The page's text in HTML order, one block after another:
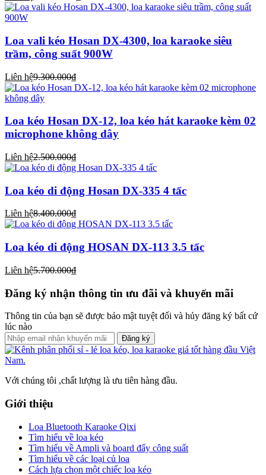
Loa vali kéo Hosan DX-4300, loa karaoke siêu
trầm, công suất 900W
Liên hệ9.300.000₫
Loa kéo Hosan DX-12, loa kéo hát karaoke kèm 02
microphone không dây
Liên hệ2.500.000₫
Loa kéo di động Hosan DX-335 4 tấc
Liên hệ8.400.000₫
Loa kéo di động HOSAN DX-113 3.5 tấc
Liên hệ5.700.000₫
Đăng ký nhận thông tin ưu đãi và khuyến mãi
Thông tin của bạn sẽ được bảo mật tuyệt đối và hủy đăng ký bất cứ
lúc nào
Đăng ký
Với chúng tôi ,chất lượng là ưu tiên hàng đầu.
Giới thiệu
Loa Bluetooth Karaoke Qixi
Tìm hiểu về loa kéo
Tìm hiểu về Ampli và board đẩy công suất
Tìm hiểu về các loại củ loa
Cách lựa chọn một chiếc loa kéo